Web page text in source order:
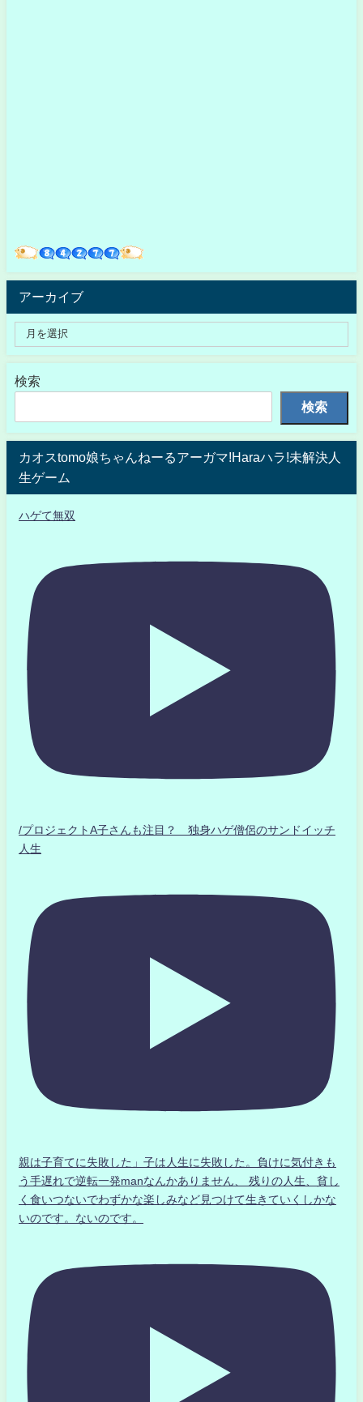
アーカイブ
検索
検索
カオスtomo娘ちゃんねーるアーガマ!Haraハラ!未解決人
生ゲーム
ハゲて無双
/プロジェクトA子さんも注目？ 独身ハゲ僧侶のサンドイッチ
人生
親は子育てに失敗した」子は人生に失敗した。負けに気付きも
う手遅れで逆転一発manなんかありません、 残りの人生、貧し
く食いつないでわずかな楽しみなど見つけて生きていくしかな
いのです。ないのです。